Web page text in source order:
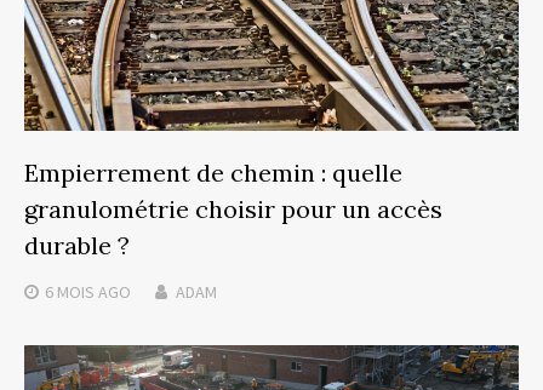
Empierrement de chemin : quelle
granulométrie choisir pour un accès
durable ?
6 MOIS AGO ADAM